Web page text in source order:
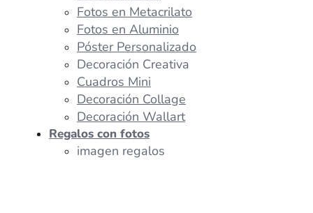
Fotos en Metacrilato
Fotos en Aluminio
Póster Personalizado
Decoración Creativa
Cuadros Mini
Decoración Collage
Decoración Wallart
Regalos con fotos
imagen regalos